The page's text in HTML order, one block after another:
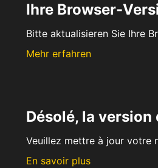
Ihre Browser-
Bitte aktualisieren Sie Ihre
Mehr erfahren
Désolé, la version
Veuillez mettre à jour votre
En savoir plus